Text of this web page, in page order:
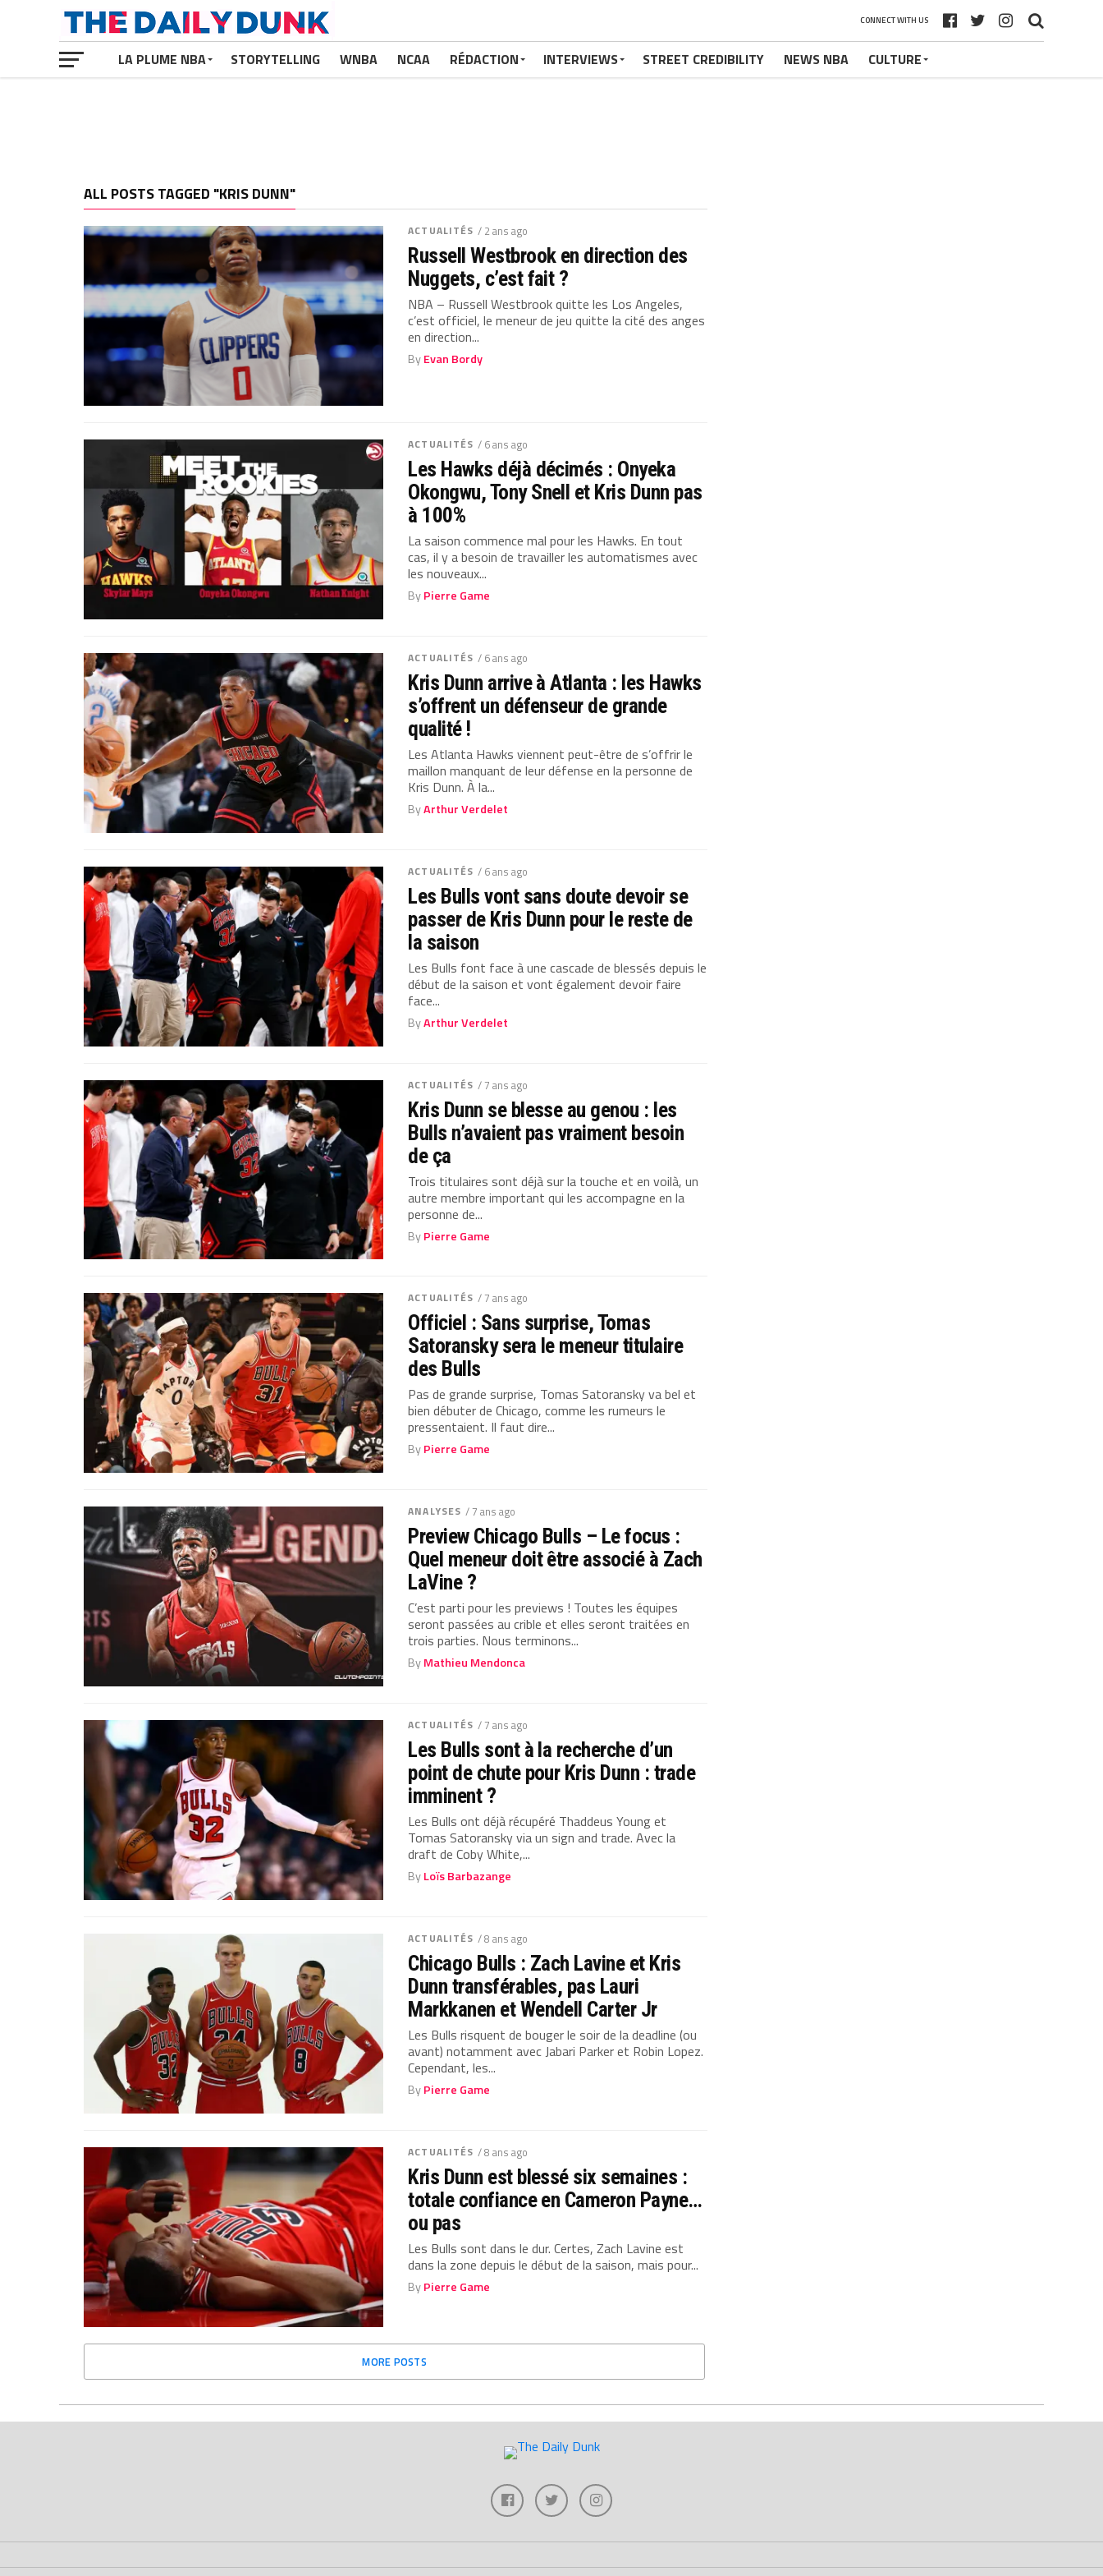
CONNECT WITH US
LA PLUME NBA STORYTELLING WNBA NCAA RÉDACTION INTERVIEWS STREET CREDIBILITY NEWS NBA CULTURE
ALL POSTS TAGGED "KRIS DUNN"
ACTUALITÉS / 2 ans ago
Russell Westbrook en direction des
Nuggets, c’est fait ?
NBA – Russell Westbrook quitte les Los Angeles,
c’est officiel, le meneur de jeu quitte la cité des anges
en direction...
ByEvan Bordy
ACTUALITÉS / 6 ans ago
Les Hawks déjà décimés : Onyeka
Okongwu, Tony Snell et Kris Dunn pas
à 100%
La saison commence mal pour les Hawks. En tout
cas, il y a besoin de travailler les automatismes avec
les nouveaux...
ByPierre Game
ACTUALITÉS / 6 ans ago
Kris Dunn arrive à Atlanta : les Hawks
s’offrent un défenseur de grande
qualité !
Les Atlanta Hawks viennent peut-être de s’offrir le
maillon manquant de leur défense en la personne de
Kris Dunn. À la...
ByArthur Verdelet
ACTUALITÉS / 6 ans ago
Les Bulls vont sans doute devoir se
passer de Kris Dunn pour le reste de
la saison
Les Bulls font face à une cascade de blessés depuis le
début de la saison et vont également devoir faire
face...
ByArthur Verdelet
ACTUALITÉS / 7 ans ago
Kris Dunn se blesse au genou : les
Bulls n’avaient pas vraiment besoin
de ça
Trois titulaires sont déjà sur la touche et en voilà, un
autre membre important qui les accompagne en la
personne de...
ByPierre Game
ACTUALITÉS / 7 ans ago
Officiel : Sans surprise, Tomas
Satoransky sera le meneur titulaire
des Bulls
Pas de grande surprise, Tomas Satoransky va bel et
bien débuter de Chicago, comme les rumeurs le
pressentaient. Il faut dire...
ByPierre Game
ANALYSES / 7 ans ago
Preview Chicago Bulls – Le focus :
Quel meneur doit être associé à Zach
LaVine ?
C’est parti pour les previews ! Toutes les équipes
seront passées au crible et elles seront traitées en
trois parties. Nous terminons...
ByMathieu Mendonca
ACTUALITÉS / 7 ans ago
Les Bulls sont à la recherche d’un
point de chute pour Kris Dunn : trade
imminent ?
Les Bulls ont déjà récupéré Thaddeus Young et
Tomas Satoransky via un sign and trade. Avec la
draft de Coby White,...
ByLoïs Barbazange
ACTUALITÉS / 8 ans ago
Chicago Bulls : Zach Lavine et Kris
Dunn transférables, pas Lauri
Markkanen et Wendell Carter Jr
Les Bulls risquent de bouger le soir de la deadline (ou
avant) notamment avec Jabari Parker et Robin Lopez.
Cependant, les...
ByPierre Game
ACTUALITÉS / 8 ans ago
Kris Dunn est blessé six semaines :
totale confiance en Cameron Payne…
ou pas
Les Bulls sont dans le dur. Certes, Zach Lavine est
dans la zone depuis le début de la saison, mais pour...
ByPierre Game
MORE POSTS